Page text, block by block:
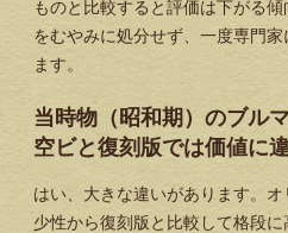
ものと比較すると評価は下がる
をむやみに処分せず、一度専門
ます。
当時物（昭和期）のブル
空ビと復刻版では価値に
はい、大きな違いがあります。
少性から復刻版と比較して格段